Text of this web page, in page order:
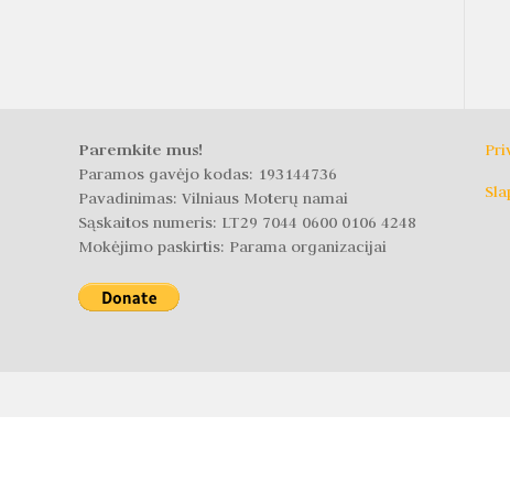
Paremkite mus!
Paramos gavėjo kodas: 193144736
Pavadinimas: Vilniaus Moterų namai
Sąskaitos numeris: LT29 7044 0600 0106 4248
Mokėjimo paskirtis: Parama organizacijai